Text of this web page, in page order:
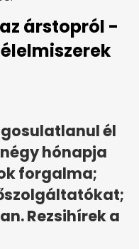
árstopról -
él
hónapja
forgalma;
Rezsihírek a